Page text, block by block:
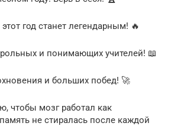
год станет легендарным! 🔥
и понимающих учителей! 📖
и больших побед! 🚀
чтобы мозг работал как
не стиралась после каждой